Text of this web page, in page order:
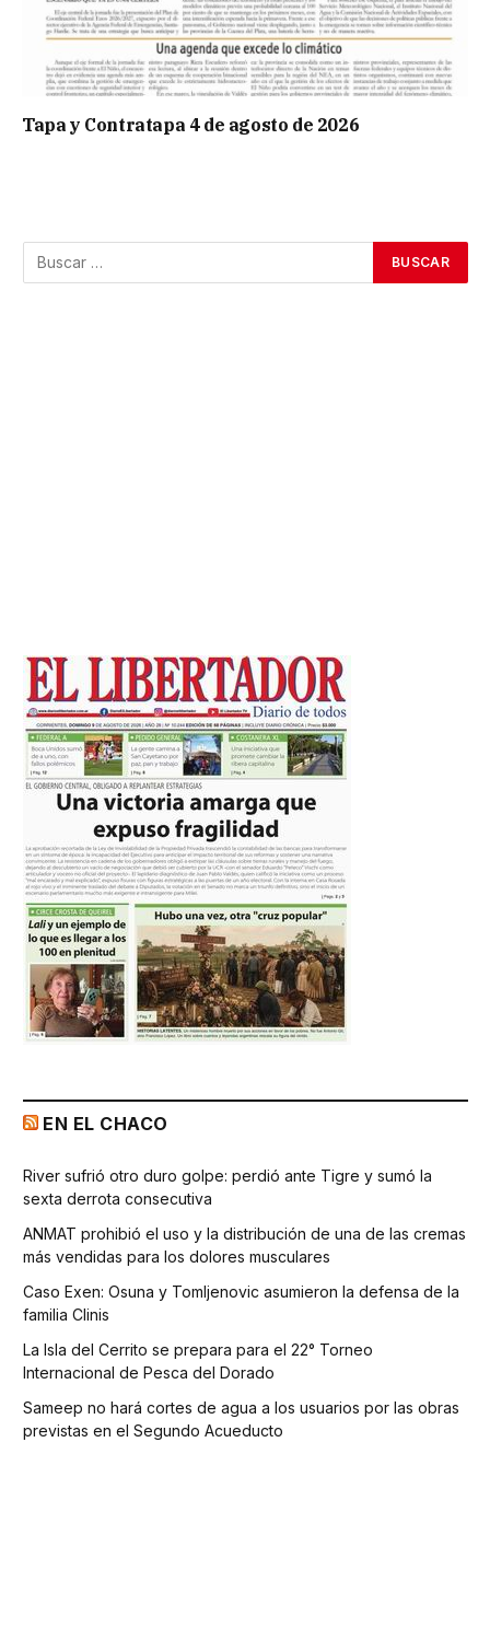
Tapa y Contratapa 4 de agosto de 2026
EN EL CHACO
River sufrió otro duro golpe: perdió ante Tigre y sumó la
sexta derrota consecutiva
ANMAT prohibió el uso y la distribución de una de las cremas
más vendidas para los dolores musculares
Caso Exen: Osuna y Tomljenovic asumieron la defensa de la
familia Clinis
La Isla del Cerrito se prepara para el 22° Torneo
Internacional de Pesca del Dorado
Sameep no hará cortes de agua a los usuarios por las obras
previstas en el Segundo Acueducto